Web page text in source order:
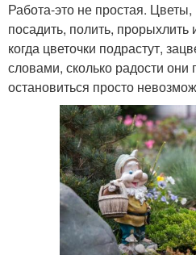
Работа-это не простая.
посадить, полить, прорыхлить
когда цветочки подрастут,
словами, сколько радости они
остановиться просто